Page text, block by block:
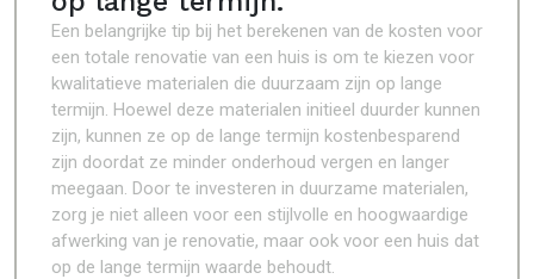
Een belangrijke tip bij het berekenen van de kosten voor
een totale renovatie van een huis is om te kiezen voor
kwalitatieve materialen die duurzaam zijn op lange
termijn. Hoewel deze materialen initieel duurder kunnen
zijn, kunnen ze op de lange termijn kostenbesparend
zijn doordat ze minder onderhoud vergen en langer
meegaan. Door te investeren in duurzame materialen,
zorg je niet alleen voor een stijlvolle en hoogwaardige
afwerking van je renovatie, maar ook voor een huis dat
op de lange termijn waarde behoudt.